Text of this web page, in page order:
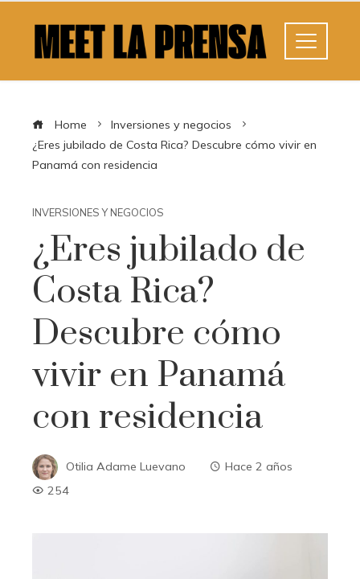
Home
Inversiones y negocios
¿Eres jubilado de Costa Rica? Descubre cómo vivir en
Panamá con residencia
INVERSIONES Y NEGOCIOS
¿Eres jubilado de
Costa Rica?
Descubre cómo
vivir en Panamá
con residencia
Otilia Adame Luevano
Hace 2 años
254